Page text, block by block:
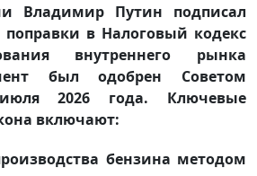
Владимир Путин подписал
в Налоговый кодекс
внутреннего рынка
был одобрен Советом
2026 года. Ключевые
включают:
бензина методом